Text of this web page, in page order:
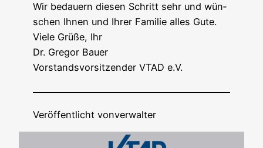
Wir bedau­ern die­sen Schritt sehr und wün­
schen Ihnen und Ihrer Fami­lie alles Gute.
Vie­le Grü­ße, Ihr
Dr. Gre­gor Bauer
Vor­stands­vor­sit­zen­der VTAD e.V.
Veröffentlicht vonverwalter